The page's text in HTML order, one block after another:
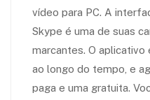
vídeo para PC. A
Skype é uma de suas
marcantes. O
ao longo do tempo, e
paga e uma gratuita.